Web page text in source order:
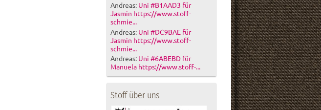
Andreas: Uni #B1AAD3 für
Jasmin https://www.stoff-
schmie...
Andreas: Uni #DC9BAE für
Jasmin https://www.stoff-
schmie...
Andreas: Uni #6ABEBD für
Manuela https://www.stoff-...
Stoff über uns